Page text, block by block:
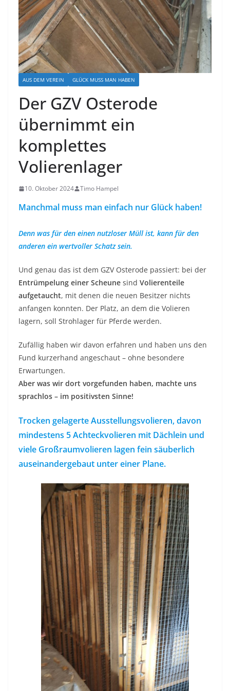
AUS DEM VEREIN GLÜCK MUSS MAN HABEN
Der GZV Osterode
übernimmt ein
komplettes
Volierenlager
10. Oktober 2024 Timo Hampel
Manchmal muss man einfach nur Glück haben!
Denn was für den einen nutzloser Müll ist, kann für den
anderen ein wertvoller Schatz sein.
Und genau das ist dem GZV Osterode passiert: bei der
Entrümpelung einer Scheune sind Volierenteile
aufgetaucht, mit denen die neuen Besitzer nichts
anfangen konnten. Der Platz, an dem die Volieren
lagern, soll Strohlager für Pferde werden.
Zufällig haben wir davon erfahren und haben uns den
Fund kurzerhand angeschaut – ohne besondere
Erwartungen.
Aber was wir dort vorgefunden haben, machte uns
sprachlos – im positivsten Sinne!
Trocken gelagerte Ausstellungsvolieren, davon
mindestens 5 Achteckvolieren mit Dächlein und
viele Großraumvolieren lagen fein säuberlich
auseinandergebaut unter einer Plane.